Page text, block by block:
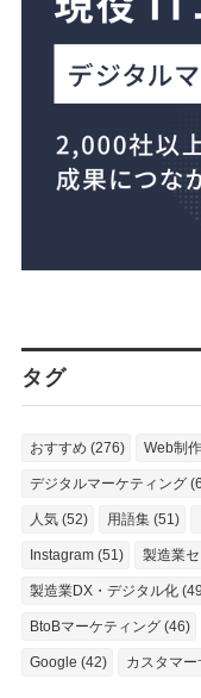
タグ
おすすめ (276) Web制
デジタルマーケティング
人気 (52) 用語集 (51)
Instagram (51) 製造業
製造業DX・デジタル化
BtoBマーケティング (46)
Google (42) カスタマ